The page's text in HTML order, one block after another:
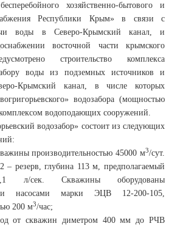
хозяйственно-бытового и
Республики Крым» в связи с
воды в Северо-Крымский канал, и
восточной части крымского
строительство комплекса
воды из подземных источников и
Крымский канал, в числе которых
водозабора (мощностью
водоподающих сооружений.
водозабор» состоит из следующих
производительностью 45000 м3/сут.
резерв, глубина 113 м, предполагаемый
сек. Скважины оборудованы
насосами марки ЭЦВ 12-200-105,
200 м3/час;
от скважин диметром 400 мм до РЧВ